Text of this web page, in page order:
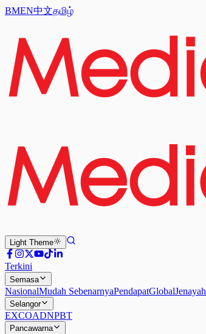
BMEN中文தமிழ்
Light Theme
Terkini
Semasa
NasionalMudah SebenarnyaPendapatGlobalJenayah
Selangor
EXCOADNPBT
Pancawarna